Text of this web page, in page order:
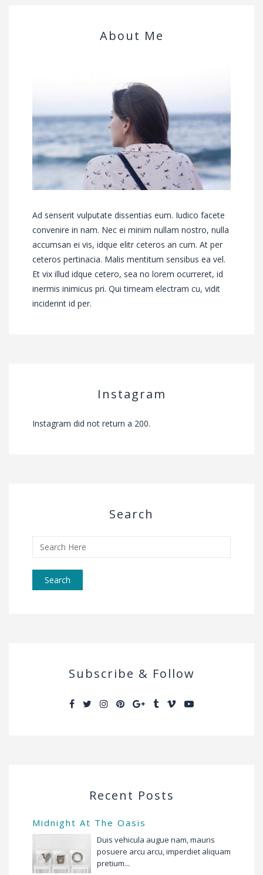
About Me
Ad senserit vulputate dissentias eum. Iudico facete
convenire in nam. Nec ei minim nullam nostro, nulla
accumsan ei vis, idque elitr ceteros an cum. At per
ceteros pertinacia. Malis mentitum sensibus ea vel.
Et vix illud idque cetero, sea no lorem ocurreret, id
inermis inimicus pri. Qui timeam electram cu, vidit
inciderint id per.
Instagram
Instagram did not return a 200.
Search
Search
for:
Subscribe & Follow
Recent Posts
Midnight At The Oasis
Duis vehicula augue nam, mauris
posuere arcu arcu, imperdiet aliquam
pretium...